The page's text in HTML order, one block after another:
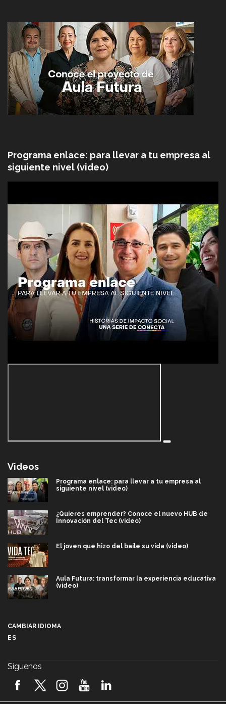
Programa enlace: para llevar a tu empresa al
siguiente nivel (video)
Videos
Programa enlace: para llevar a tu empresa al
siguiente nivel (video)
¿Quieres emprender? Conoce el nuevo HUB de
Innovación del Tec (video)
El joven que hizo del baile su vida (video)
Aula Futura: transformar la experiencia educativa
(video)
2026! (video)
CAMBIAR IDIOMA
ES
Síguenos